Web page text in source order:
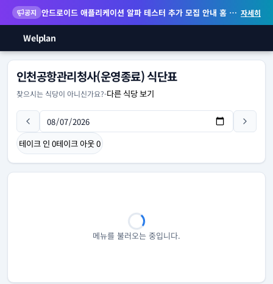
공지 안드로이드 애플리케이션 알파 테스터 추가 모집 안내 홈 화면 위젯 등 지원 자세히
Welplan
인천공항관리청사(운영종료) 식단표
찾으시는 식당이 아니신가요?-다른 식당 보기
테이크 인 0테이크 아웃0
메뉴를 불러오는 중입니다.